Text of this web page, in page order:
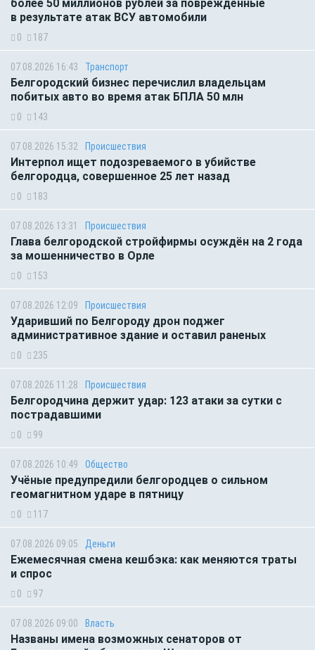
более 50 миллионов рублей за повреждённые
в результате атак ВСУ автомобили
0 187
07.08.2026 16:43 Транспорт
Белгородский бизнес перечислил владельцам
побитых авто во время атак БПЛА 50 млн
0 143
07.08.2026 15:32 Происшествия
Интерпол ищет подозреваемого в убийстве
белгородца, совершенное 25 лет назад
0 183
07.08.2026 13:31 Происшествия
Глава белгородской стройфирмы осуждён на 2 года
за мошенничество в Орле
0 153
07.08.2026 12:09 Происшествия
Ударивший по Белгороду дрон поджег
административное здание и оставил раненых
0 235
07.08.2026 11:28 Происшествия
Белгородчина держит удар: 123 атаки за сутки с
пострадавшими
0 99
07.08.2026 10:49 Общество
Учёные предупредили белгородцев о сильном
геомагнитном ударе в пятницу
0 117
07.08.2026 09:05 Деньги
Ежемесячная смена кешбэка: как меняются траты
и спрос
0 97
07.08.2026 09:00 Власть
Названы имена возможных сенаторов от